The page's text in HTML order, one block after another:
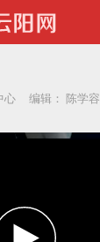
心 编辑： 陈学容